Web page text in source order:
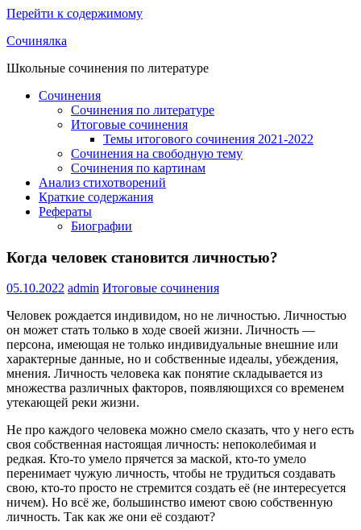
Перейти к содержимому
Сочинялка
Школьные сочинения по литературе
Сочинения
Сочинения по литературе
Итоговые сочинения
Темы итогового сочинения 2021-2022
Сочинения на свободную тему
Сочинения по картинам
Анализ стихотворений
Краткие содержания
Рефераты
Биографии
Когда человек становится личностью?
05.10.2022 admin Итоговые сочинения
Человек рождается индивидом, но не личностью. Личностью
он может стать только в ходе своей жизни. Личность —
персона, имеющая не только индивидуальные внешние или
характерные данные, но и собственные идеалы, убеждения,
мнения. Личность человека как понятие складывается из
множества различных факторов, появляющихся со временем
утекающей реки жизни.
Не про каждого человека можно смело сказать, что у него есть
своя собственная настоящая личность: непоколебимая и
редкая. Кто-то умело прячется за маской, кто-то умело
перенимает чужую личность, чтобы не трудиться создавать
свою, кто-то просто не стремится создать её (не интересуется
ничем). Но всё же, большинство имеют свою собственную
личность. Так как же они её создают?